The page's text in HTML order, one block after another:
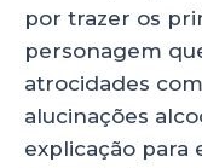
por trazer os
personagem
atrocidades
alucinações
explicação para